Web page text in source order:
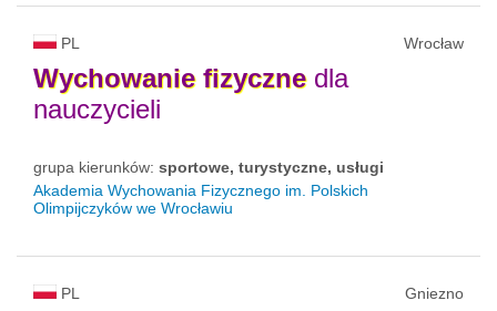
PL Wrocław
Wychowanie fizycznedla
nauczycieli
grupa kierunków: sportowe, turystyczne, usługi
Akademia Wychowania Fizycznego im. Polskich
Olimpijczyków we Wrocławiu
PL Gniezno